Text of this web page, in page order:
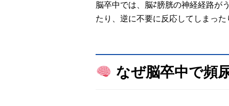
脳卒中では、脳⇄膀胱の神経経路が
たり、逆に不要に反応してしまった
なぜ脳卒中で頻